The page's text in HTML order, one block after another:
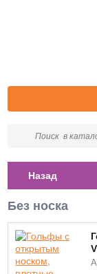
Назад
Без носка